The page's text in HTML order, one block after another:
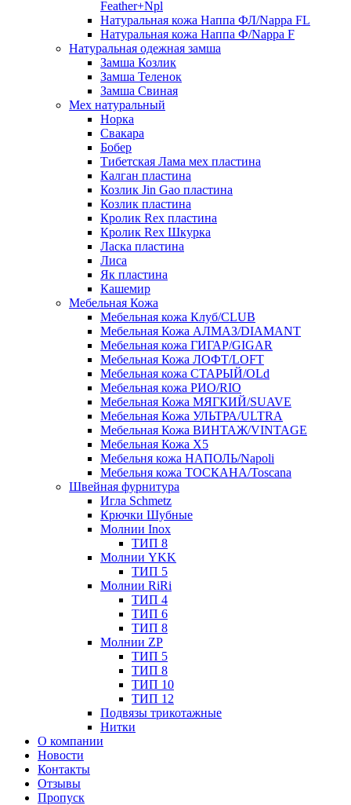
Feather+Npl
Натуральная кожа Наппа ФЛ/Nappa FL
Натуральная кожа Наппа Ф/Nappa F
Натуральная одежная замша
Замша Козлик
Замша Теленок
Замша Свиная
Мех натуральный
Норка
Свакара
Бобер
Тибетская Лама мех пластина
Калган пластина
Козлик Jin Gao пластина
Козлик пластина
Кролик Rex пластина
Кролик Rex Шкурка
Ласка пластина
Лиса
Як пластина
Кашемир
Мебельная Кожа
Мебельная кожа Клуб/CLUB
Мебельная Кожа АЛМАЗ/DIAMANT
Мебельная кожа ГИГАР/GIGAR
Мебельная Кожа ЛОФТ/LOFT
Мебельная кожа СТАРЫЙ/OLd
Мебельная кожа РИО/RIO
Мебельная Кожа МЯГКИЙ/SUAVE
Мебельная Кожа УЛЬТРА/ULTRA
Мебельная Кожа ВИНТАЖ/VINTAGE
Мебельная Кожа X5
Мебельня кожа НАПОЛЬ/Napoli
Мебельня кожа ТОСКАНА/Toscana
Швейная фурнитура
Игла Schmetz
Крючки Шубные
Молнии Inox
ТИП 8
Молнии YKK
ТИП 5
Молнии RiRi
ТИП 4
ТИП 6
ТИП 8
Молнии ZP
ТИП 5
ТИП 8
ТИП 10
ТИП 12
Подвязы трикотажные
Нитки
О компании
Новости
Контакты
Отзывы
Пропуск